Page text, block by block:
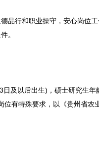
行和职业操守，安心岗位工
。
以后出生)，硕士研究生年
有特殊要求，以《贵州省农